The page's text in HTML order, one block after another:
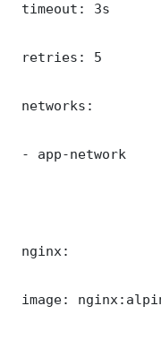
timeout: 3s
retries: 5
networks:
- app-network
nginx:
image: